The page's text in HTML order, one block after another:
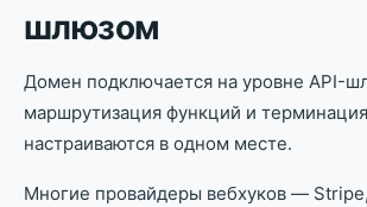
шлюзом
Домен подключается на уровне API-
маршрутизация функций и
настраиваются в одном месте.
Многие провайдеры вебхуков —